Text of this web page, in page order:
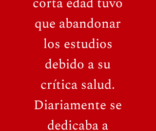
que abandonar
los estudios
debido a su
crítica salud.
Diariamente se
dedicaba a